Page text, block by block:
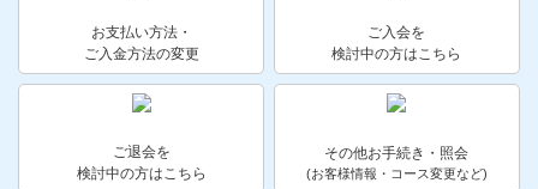
よくある質問・お問い合わせ
お問い合わせ窓口
お支払い方法・
ご入金方法の変更
ご入会を
検討中の方はこちら
ご退会を
検討中の方はこちら
その他お手続き・照会
(お客様情報・コース変更など)